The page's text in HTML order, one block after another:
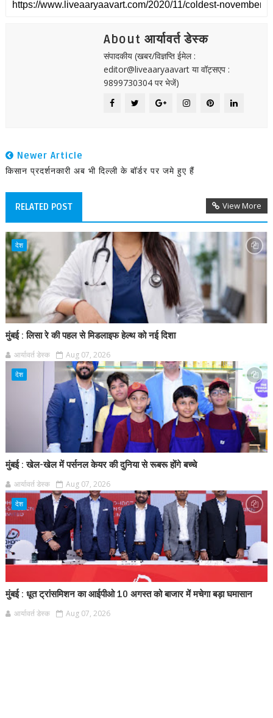
About आर्यावर्त डेस्क
संपादकीय (खबर/विज्ञप्ति ईमेल :
editor@liveaaryaavart या वॉट्सएप :
9899730304 पर भेजें)
Newer Article
किसान प्रदर्शनकारी अब भी दिल्ली के बॉर्डर पर जमे हुए हैं
RELATED POST View More
देश
मुंबई : लिसा रे की पहल से मिडलाइफ हेल्थ को नई दिशा
आर्यावर्त डेस्क Aug 07, 2026
देश
मुंबई : खेल-खेल में पर्सनल केयर की दुनिया से रूबरू होंगे बच्चे
आर्यावर्त डेस्क Aug 07, 2026
देश
मुंबई : धूत ट्रांसमिशन का आईपीओ 10 अगस्त को बाजार में मचेगा बड़ा घमासान
आर्यावर्त डेस्क Aug 07, 2026